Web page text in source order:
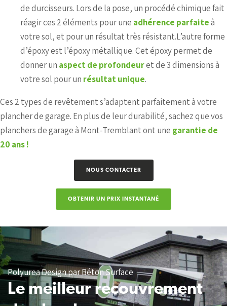
de durcisseurs. Lors de la pose, un procédé chimique fait
réagir ces 2 éléments pour une adhérence parfaiteà
votre sol, et pour un résultat très résistant.L’autre forme
d’époxy est l’époxy métallique. Cet époxy permet de
donner un aspect de profondeuret de 3 dimensions à
votre sol pour un résultat unique.
Ces 2 types de revêtement s’adaptent parfaitement à votre
plancher de garage. En plus de leur durabilité, sachez que vos
planchers de garage à Mont-Tremblant ont une garantie de
20 ans !
NOUS CONTACTER
OBTENIR UN PRIX INSTANTANÉ
Polyurea Design par Béton Surface
Le meilleur recouvrement